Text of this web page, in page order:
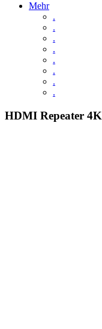
Mehr
.
.
.
.
.
.
.
.
HDMI Repeater 4K